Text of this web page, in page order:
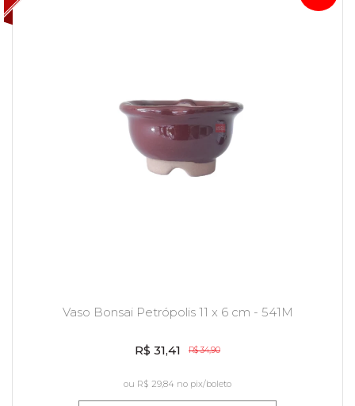
Vaso Bonsai Petrópolis 11 x 6 cm - 541M
R$ 31,41 R$ 34,90
ou R$ 29,84 no pix/boleto